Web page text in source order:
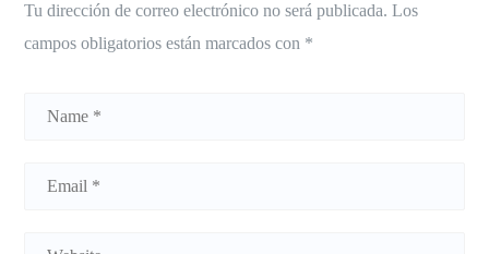
Tu dirección de correo electrónico no será publicada. Los
campos obligatorios están marcados con *